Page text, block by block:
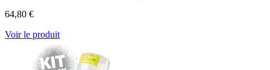
64,80 €
Voir le produit